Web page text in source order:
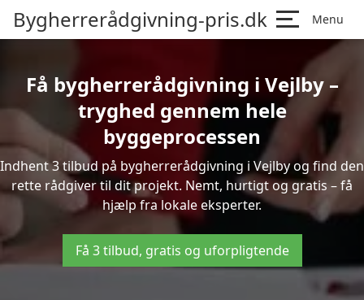
Bygherrerådgivning-pris.dk Menu
Få bygherrerådgivning i Vejlby –
tryghed gennem hele
byggeprocessen
Indhent 3 tilbud på bygherrerådgivning i Vejlby og find den
rette rådgiver til dit projekt. Nemt, hurtigt og gratis – få
hjælp fra lokale eksperter.
Få 3 tilbud, gratis og uforpligtende